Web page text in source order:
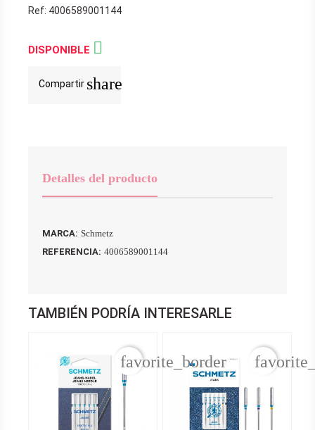
Ref: 4006589001144
DISPONIBLE 
Compartir share
Detalles del producto
MARCA: Schmetz
REFERENCIA: 4006589001144
TAMBIÉN PODRÍA INTERESARLE
favorite_border